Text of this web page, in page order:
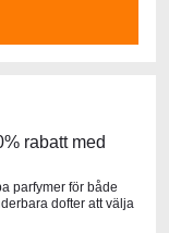
rabatt med
parfymer för både
dofter att välja